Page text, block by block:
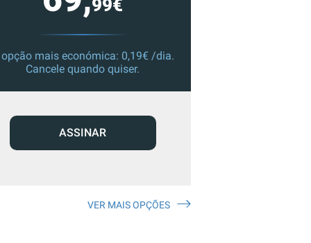
99€
mais económica: 0,19€ /dia.
Cancele quando quiser.
ASSINAR
VER MAIS OPÇÕES